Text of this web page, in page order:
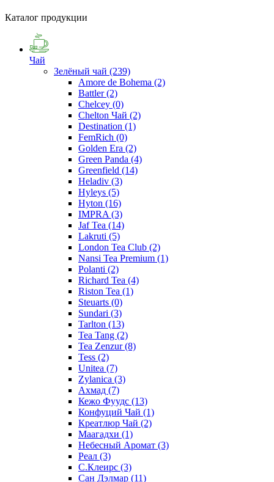
Каталог продукции
Чай
Зелёный чай (239)
Amore de Bohema (2)
Battler(2)
Chelcey (0)
Chelton Чай (2)
Destination (1)
FemRich (0)
Golden Era (2)
Green Panda (4)
Greenfield (14)
Heladiv (3)
Hyleys (5)
Hyton (16)
IMPRA (3)
Jaf Tea (14)
Lakruti (5)
London Tea Club (2)
Nansi Tea Premium (1)
Polanti (2)
Richard Tea (4)
Riston Tea (1)
Steuarts (0)
Sundari (3)
Tarlton (13)
Tea Tang (2)
Tea Zenzur(8)
Tess (2)
Unitea (7)
Zylanica (3)
Ахмад (7)
Кежо Фуудс (13)
Конфуций Чай (1)
Креатлюр Чай (2)
Маагадхи (1)
Небесный Аромат (3)
Реал (3)
С.Клеирс (3)
Сан Дэлмар (11)